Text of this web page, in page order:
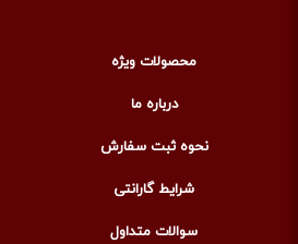
محصولات ویژه
درباره ما
نحوه ثبت سفارش
شرایط گارانتی
سوالات متداول